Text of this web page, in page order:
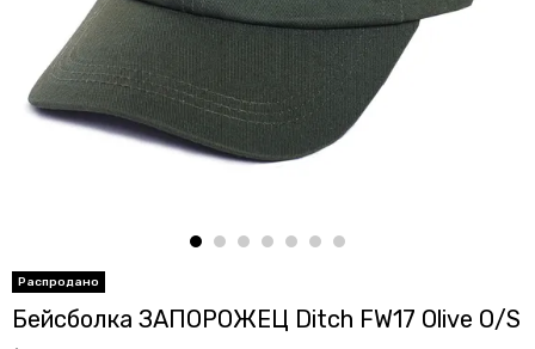
Бейсболка ЗАПОРОЖЕЦ Ditch FW17 Olive O/S